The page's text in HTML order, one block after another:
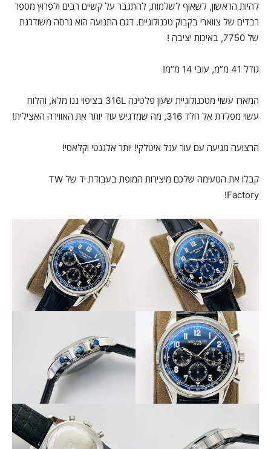
להיות הראשון, לשאוף לשלמות, להתגבר על קשיים רבים ולפרוץ מספר
רבדים של צווארי בקבוק טכנולוגיים. דגם התנועה הוא גרסה משודרגת
של 7750, באיכות יציבה !
גודל 41 מ”מ, עובי 14 מ”מ!
המארז עשוי מטכנולוגיית שעון פלטינה 316L בציפוי ננו מלא, והלוח
עשוי מפלדת אל חלד 316, מה שמדגיש עוד יותר את האווירה האצילית!
הרצועה מגיעה עם עור עגל איטלקי! יותר אלגנטי וקלאסי!
קבלו את הטעימה שלכם מיצירות המופת בעבודת יד של TW
Factory!